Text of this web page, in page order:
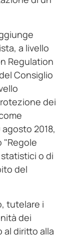
a livello
Regulation
Consiglio
dei
2018,
"Regole
o di
del
tutelare i
dei
al diritto alla